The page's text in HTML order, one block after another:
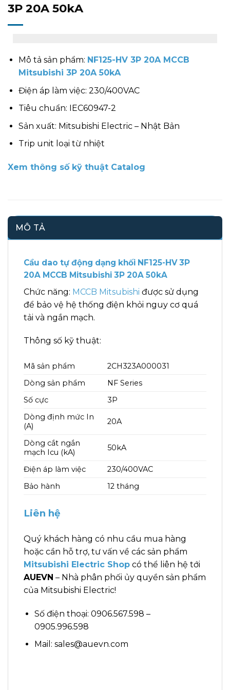
3P 20A 50kA
Mô tả sản phẩm: NF125-HV 3P 20A MCCB
Mitsubishi 3P 20A 50kA
Điện áp làm việc: 230/400VAC
Tiêu chuẩn: IEC60947-2
Sản xuất: Mitsubishi Electric – Nhật Bản
Trip unit loại từ nhiệt
Xem thông số kỹ thuật Catalog
MÔ TẢ
Cầu dao tự động dạng khối NF125-HV 3P
20A MCCB Mitsubishi 3P 20A 50kA
Chức năng: MCCB Mitsubishi được sử dụng
để bảo vệ hệ thống điện khỏi nguy cơ quá
tải và ngắn mạch.
Thông số kỹ thuật:
Mã sản phẩm
2CH323A000031
Dòng sản phẩm
NF Series
Số cực
3P
Dòng định mức In
(A)
20A
Dòng cắt ngắn
mạch Icu (kA)
50kA
Điện áp làm việc
230/400VAC
Bảo hành
12 tháng
Liên hệ
Quý khách hàng có nhu cầu mua hàng
hoặc cần hỗ trợ, tư vấn về các sản phẩm
Mitsubishi Electric Shop có thể liên hệ tới
AUEVN – Nhà phân phối ủy quyền sản phẩm
của Mitsubishi Electric!
Số điện thoại: 0906.567.598 –
0905.996.598
Mail: sales@auevn.com